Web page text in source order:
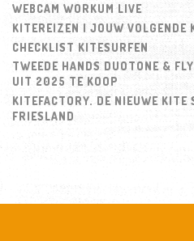
WEBCAM WORKUM LIVE
KITEREIZEN | JOUW VOLGENDE
CHECKLIST KITESURFEN
TWEEDE HANDS DUOTONE &
UIT 2025 TE KOOP
KITEFACTORY. DE NIEUWE KITE
FRIESLAND